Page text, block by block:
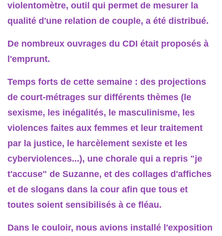
violentomètre, outil qui permet de mesurer la
qualité d'une relation de couple, a été distribué.
De nombreux ouvrages du CDI était proposés à
l'emprunt.
Temps forts de cette semaine : des projections
de court-métrages sur différents thèmes (le
sexisme, les inégalités, le masculinisme, les
violences faites aux femmes et leur traitement
par la justice, le harcèlement sexiste et les
cyberviolences...), une chorale qui a repris "je
t'accuse" de Suzanne, et des collages d'affiches
et de slogans dans la cour afin que tous et
toutes soient sensibilisés à ce fléau.
Dans le couloir, nous avions installé l'exposition